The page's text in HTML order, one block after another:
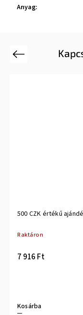
Anyag:
Previous
500 CZK értékű
Raktáron
7 916 Ft
Kosárba